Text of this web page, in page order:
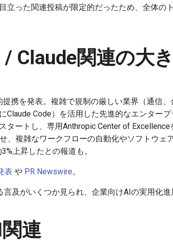
立った関連投稿が限定的だったため、全体の
Claude関連の大
携を発表。複雑で規制の厳しい業界（通信、
Claude Code）を活用した先進的なエンター
タートし、専用Anthropic Center of Excellence
、複雑なワークフローの自動化やソフトウェ
上昇したとの報道も。
表 や PR Newswire。
及がいくつか見られ、企業向けAIの実用化進
連